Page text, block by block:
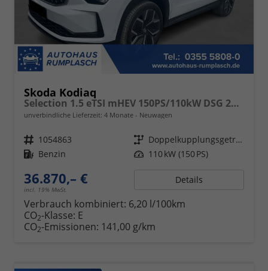
Skoda Kodiaq
Selection 1.5 eTSI mHEV 150PS/110kW DSG 2026
unverbindliche Lieferzeit: 4 Monate Neuwagen
Fahrzeugnr. 1054863 Getriebe
Doppelkupplungsgetriebe (DSG)
Kraftstoff Benzin Leistung 110 kW (150 PS)
36.870,– €
incl. 19% MwSt.
Details
Verbrauch kombiniert: 6,20 l/100km
CO2-Klasse: E
CO2-Emissionen: 141,00 g/km